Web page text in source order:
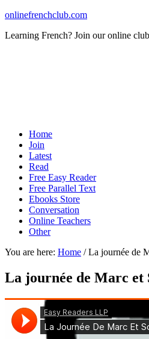
onlinefrenchclub.com
Learning French? Join our online
Home
Join
Latest
Read
Free Easy Reader
Free Parallel Text
Ebooks Store
Conversation
Online Teachers
Other
You are here: Home /La journée de
La journée de Marc et